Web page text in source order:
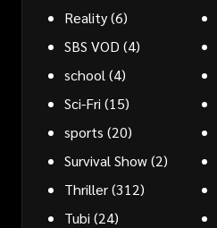
Reality(6)
SBS VOD (4)
school (4)
Sci-Fri (15)
sports (20)
Survival Show(2)
Thriller(312)
Tubi (24)